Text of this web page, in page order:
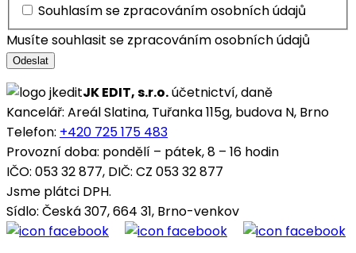
Souhlasím se zpracováním osobních údajů
Musíte souhlasit se zpracováním osobních údajů
Odeslat
JK EDIT, s.r.o.účetnictví, daně
Kancelář: Areál Slatina, Tuřanka 115g, budova N, Brno
Telefon: +420 725 175 483
Provozní doba: pondělí – pátek, 8 – 16 hodin
IČO: 053 32 877, DIČ: CZ 053 32 877
Jsme plátci DPH.
Sídlo: Česká 307, 664 31, Brno-venkov